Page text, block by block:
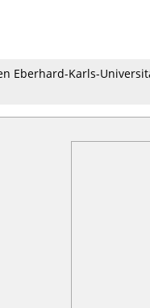
Karls-